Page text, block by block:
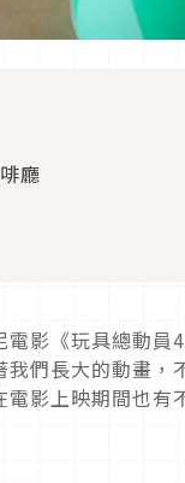
廳
電影《玩具總動
我們長大的動畫
電影上映期間也